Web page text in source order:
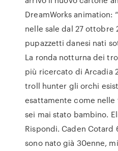
DreamWorks animation:
nelle sale dal 27 ottobre
pupazzetti danesi nati
La ronda notturna dei
più ricercato di Arcadia
troll hunter gli orchi
esattamente come nelle
sei mai stato bambino.
Rispondi. Caden Cotard
sono nato già 30enne,